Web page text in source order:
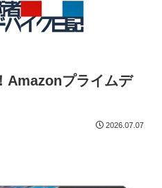
Amazonプライムデ
2026.07.07